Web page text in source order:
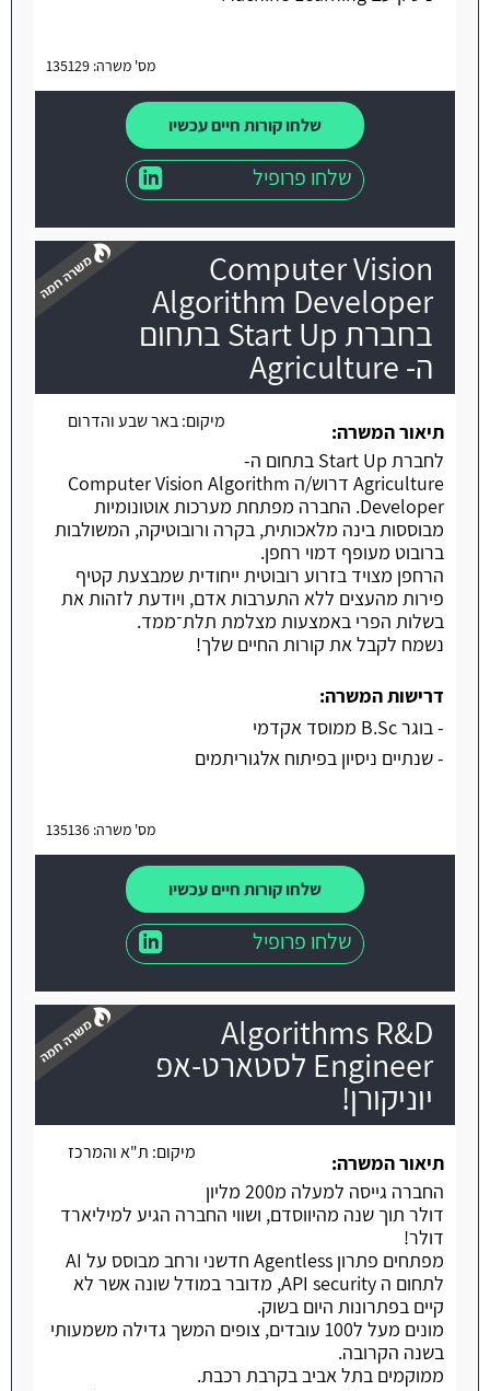
מס' משרה: 135129
שלחו קורות חיים עכשיו
שלחו פרופיל
Computer Vision
Algorithm Developer
בחברת Start Up בתחום
ה- Agriculture
מיקום:באר שבע והדרום
תיאור המשרה:
לחברת Start Up בתחום ה-
Agriculture דרוש/ה Computer Vision Algorithm
Developer. החברה מפתחת מערכות אוטונומיות
מבוססות בינה מלאכותית, בקרה ורובוטיקה, המשולבות
ברובוט מעופף דמוי רחפן.
הרחפן מצויד בזרוע רובוטית ייחודית שמבצעת קטיף
פירות מהעצים ללא התערבות אדם, ויודעת לזהות את
בשלות הפרי באמצעות מצלמת תלת־ממד.
נשמח לקבל את קורות החיים שלך!
דרישות המשרה:
- בוגר B.Sc ממוסד אקדמי
- שנתיים ניסיון בפיתוח אלגוריתמים
מס' משרה: 135136
שלחו קורות חיים עכשיו
שלחו פרופיל
Algorithms R&D
Engineer לסטארט-אפ
יוניקורן!
משרה חמה
מיקום: ת"א והמרכז
תיאור המשרה:
החברה גייסה למעלה מ200 מליון
דולר תוך שנה מהיווסדם, ושווי החברה הגיע למיליארד
דולר!
מפתחים פתרון Agentless חדשני ורחב מבוסס על AI
לתחום ה API security, מדובר במודל שונה אשר לא
קיים בפתרונות היום בשוק.
מונים מעל ל100 עובדים, צופים המשך גדילה משמעותי
בשנה הקרובה.
ממוקמים בתל אביב בקרבת רכבת.